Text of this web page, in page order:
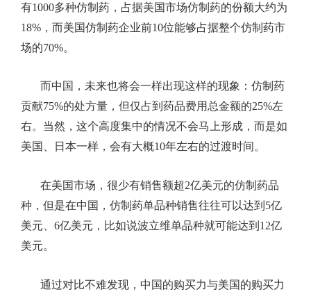
有1000多种仿制药，占据美国市场仿制药的份额大约为
18% ，而美国仿制药企业前10位能够占据整个仿制药市
场的70%。
而中国，未来也将会一样出现这样的现象：仿制药
贡献75%的处方量，但仅占到药品费用总金额的25%左
右。当然，这个高度集中的情况不会马上形成，而是如
美国、日本一样，会有大概10年左右的过渡时间。
在美国市场，很少有销售额超2亿美元的仿制药品
种，但是在中国，仿制药单品种销售往往可以达到 5亿
美元、 6亿美元，比如说波立维单品种就可能达到 12亿
美元。
通过对比不难发现，中国的购买力与美国的购买力